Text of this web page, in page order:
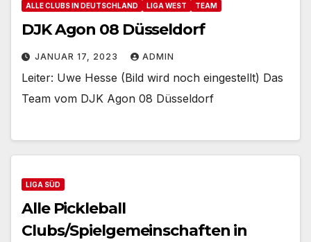
ALLE CLUBS IN DEUTSCHLAND LIGA WEST TEAM
DJK Agon 08 Düsseldorf
JANUAR 17, 2023 ADMIN
Leiter: Uwe Hesse (Bild wird noch eingestellt) Das
Team vom DJK Agon 08 Düsseldorf
LIGA SÜD
Alle Pickleball
Clubs/Spielgemeinschaften in